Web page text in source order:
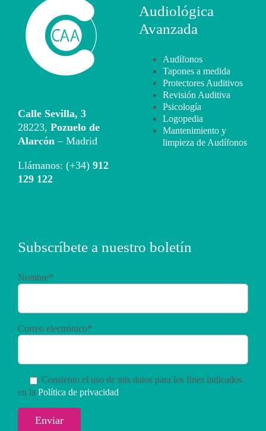
Calle Sevilla, 3
28223, Pozuelo de
Alarcón – Madrid
Llámanos: (+34) 912
129 122
Audiológica
Avanzada
Audífonos
Tapones a medida
Protectores Auditivos
Revisión Auditiva
Psicología
Logopedia
Mantenimiento y
limpieza de Audífonos
Subscríbete a nuestro boletín
Nombre*
Correo electrónico*
Consiento el uso de mis datos para los fines indicados
en la Política de privacidad